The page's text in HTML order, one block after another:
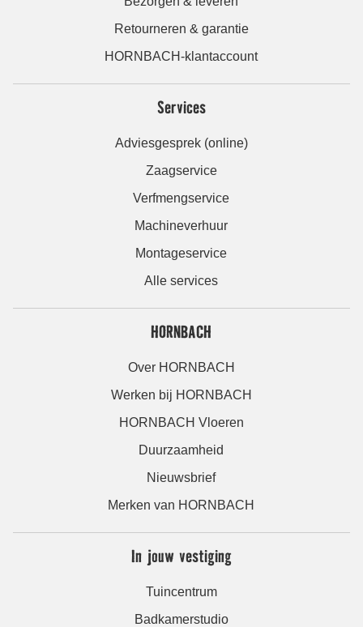
Retourneren & garantie
HORNBACH-klantaccount
Services
Adviesgesprek (online)
Zaagservice
Verfmengservice
Machineverhuur
Montageservice
Alle services
HORNBACH
Over HORNBACH
Werken bij HORNBACH
HORNBACH Vloeren
Duurzaamheid
Nieuwsbrief
Merken van HORNBACH
In jouw vestiging
Tuincentrum
Badkamerstudio